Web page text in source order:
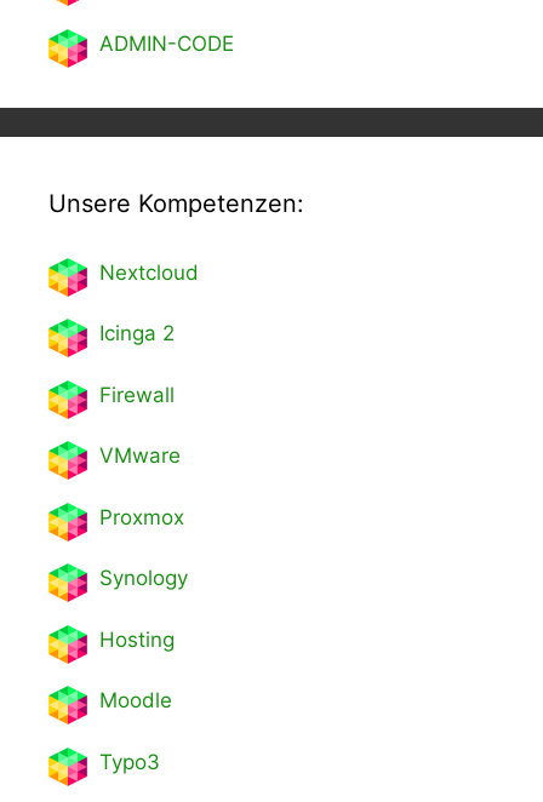
ADMIN-CODE
Unsere Kompetenzen:
Nextcloud
Icinga 2
Firewall
VMware
Proxmox
Synology
Hosting
Moodle
Typo3